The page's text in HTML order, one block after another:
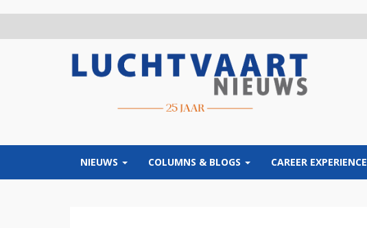
NIEUWS COLUMNS & BLOGS CAREER EXPERIENCE